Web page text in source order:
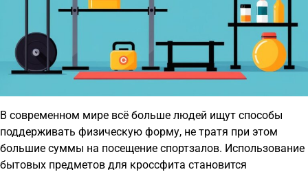
В современном мире всё больше людей ищут способы
поддерживать физическую форму, не тратя при этом
большие суммы на посещение спортзалов. Использование
бытовых предметов для кроссфита становится